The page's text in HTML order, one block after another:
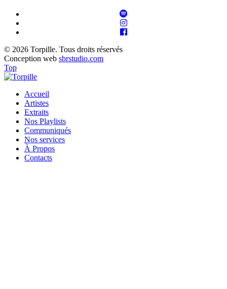
© 2026 Torpille. Tous droits réservés
Conception web sbrstudio.com
Top
Accueil
Artistes
Extraits
Nos Playlists
Communiqués
Nos services
À Propos
Contacts